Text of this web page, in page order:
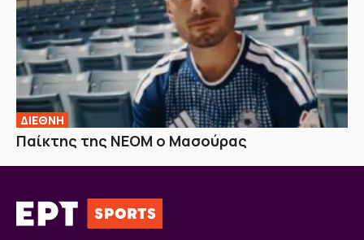
ΔΙΕΘΝΗ
Παίκτης της ΝΕΟΜ ο Μασούρας